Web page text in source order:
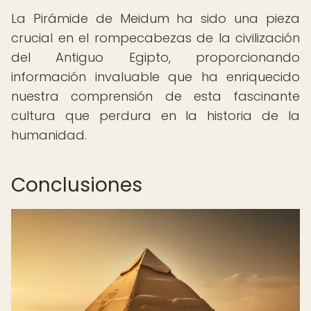
La Pirámide de Meidum ha sido una pieza
crucial en el rompecabezas de la civilización
del Antiguo Egipto, proporcionando
información invaluable que ha enriquecido
nuestra comprensión de esta fascinante
cultura que perdura en la historia de la
humanidad.
Conclusiones